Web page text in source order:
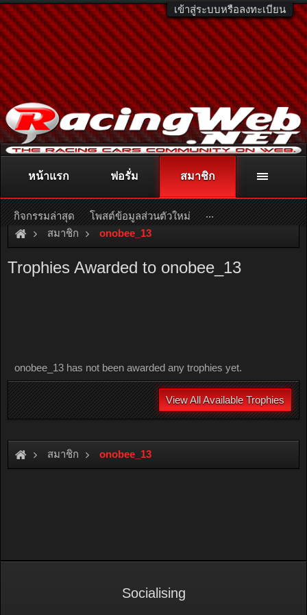
เข้าสู่ระบบหรือลงทะเบียน
ติดต่อลงโฆษณา racingweb@gmail.comหรือโทร. 081-811-1138
หรืออ่านรายละเอียดเพิ่มเติม คลิกที่นี่
สมาชิก onobee_13
Trophies Awarded to onobee_13
onobee_13 has not been awarded any trophies yet.
View All Available Trophies
สมาชิก onobee_13
หน้าแรก ฟอรั่ม สมาชิก
กิจกรรมล่าสุด โพสต์ข้อมูลส่วนตัวใหม่ ...
Socialising